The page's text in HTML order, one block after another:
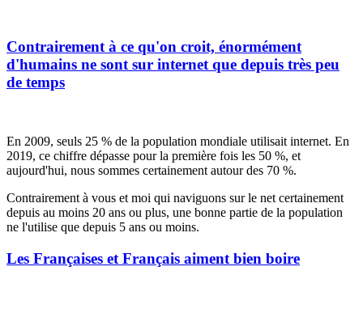
Contrairement à ce qu'on croit, énormément
d'humains ne sont sur internet que depuis très peu
de temps
En 2009, seuls 25 % de la population mondiale utilisait internet. En
2019, ce chiffre dépasse pour la première fois les 50 %, et
aujourd'hui, nous sommes certainement autour des 70 %.
Contrairement à vous et moi qui naviguons sur le net certainement
depuis au moins 20 ans ou plus, une bonne partie de la population
ne l'utilise que depuis 5 ans ou moins.
Les Françaises et Français aiment bien boire